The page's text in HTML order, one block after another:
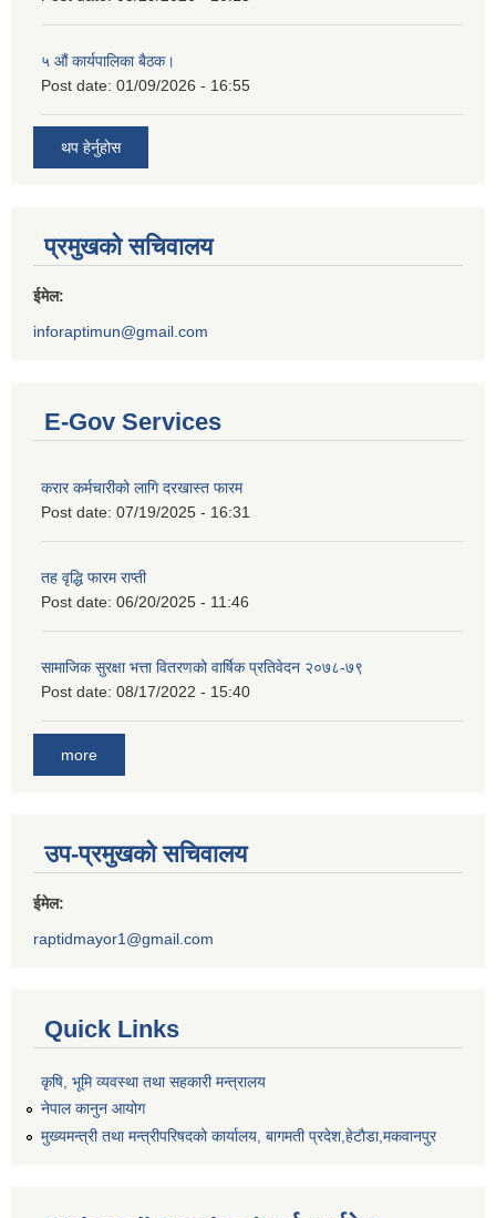
५ औं कार्यपालिका बैठक।
Post date: 01/09/2026 - 16:55
थप हेर्नुहोस
प्रमुखको सचिवालय
ईमेल:
inforaptimun@gmail.com
E-Gov Services
करार कर्मचारीको लागि दरखास्त फारम
Post date: 07/19/2025 - 16:31
तह वृद्धि फारम राप्ती
Post date: 06/20/2025 - 11:46
सामाजिक सुरक्षा भत्ता वितरणको वार्षिक प्रतिवेदन २०७८-७९
Post date: 08/17/2022 - 15:40
more
उप-प्रमुखको सचिवालय
ईमेल:
raptidmayor1@gmail.com
Quick Links
कृषि, भूमि व्यवस्था तथा सहकारी मन्त्रालय
नेपाल कानुन आयोग
मुख्यमन्त्री तथा मन्त्रीपरिषदको कार्यालय, बागमती प्रदेश,हेटाैडा,मकवानपुर